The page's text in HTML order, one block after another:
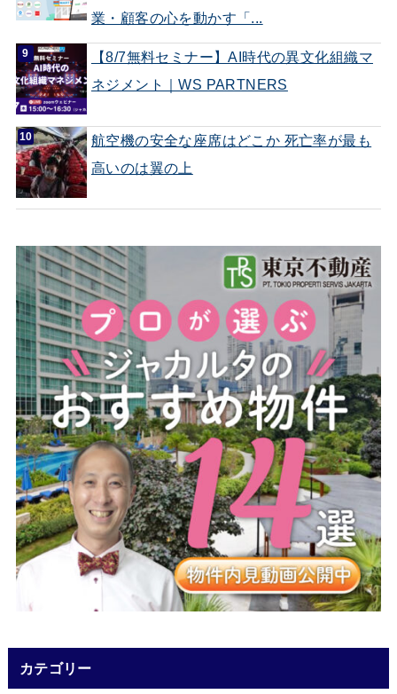
業・顧客の心を動かす「...
【8/7無料セミナー】AI時代の異文化組織マ
ネジメント｜WS PARTNERS
航空機の安全な座席はどこか 死亡率が最も
高いのは翼の上
カテゴリー